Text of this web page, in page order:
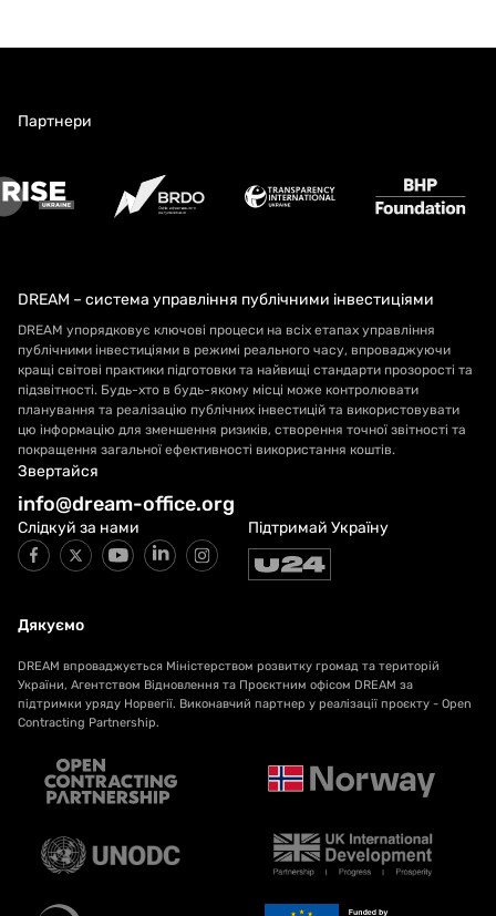
Партнери
DREAM – система управління публічними інвестиціями
DREAM упорядковує ключові процеси на всіх етапах управління
публічними інвестиціями в режимі реального часу, впроваджуючи
кращі світові практики підготовки та найвищі стандарти прозорості та
підзвітності. Будь-хто в будь-якому місці може контролювати
планування та реалізацію публічних інвестицій та використовувати
цю інформацію для зменшення ризиків, створення точної звітності та
покращення загальної ефективності використання коштів.
Звертайся
info@dream-office.org
Слідкуй за нами Підтримай Україну
Дякуємо
DREAM впроваджується Міністерством розвитку громад та територій
України, Агентством Відновлення та Проєктним офісом DREAM за
підтримки уряду Норвегії. Виконавчий партнер у реалізації проєкту - Open
Contracting Partnership.